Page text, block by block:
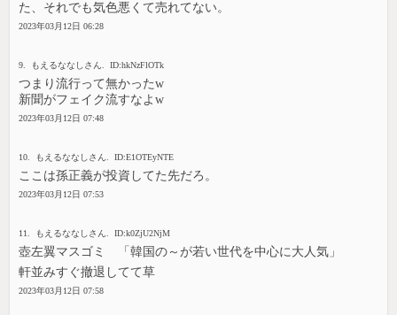
た、それでも気色悪くて売れてない。
2023年03月12日 06:28
9. もえるななしさん. ID:hkNzFlOTk
つまり流行って無かったw
新聞がフェイク流すなよw
2023年03月12日 07:48
10. もえるななしさん. ID:E1OTEyNTE
ここは孫正義が投資してた先だろ。
2023年03月12日 07:53
11. もえるななしさん. ID:k0ZjU2NjM
壺左翼マスゴミ 「韓国の～が若い世代を中心に大人気」
軒並みすぐ撤退してて草
2023年03月12日 07:58